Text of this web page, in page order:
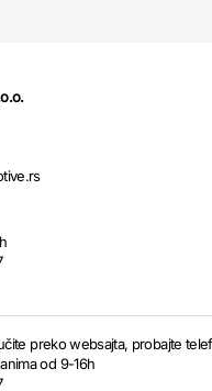
preko websajta, probajte
od 9-16h